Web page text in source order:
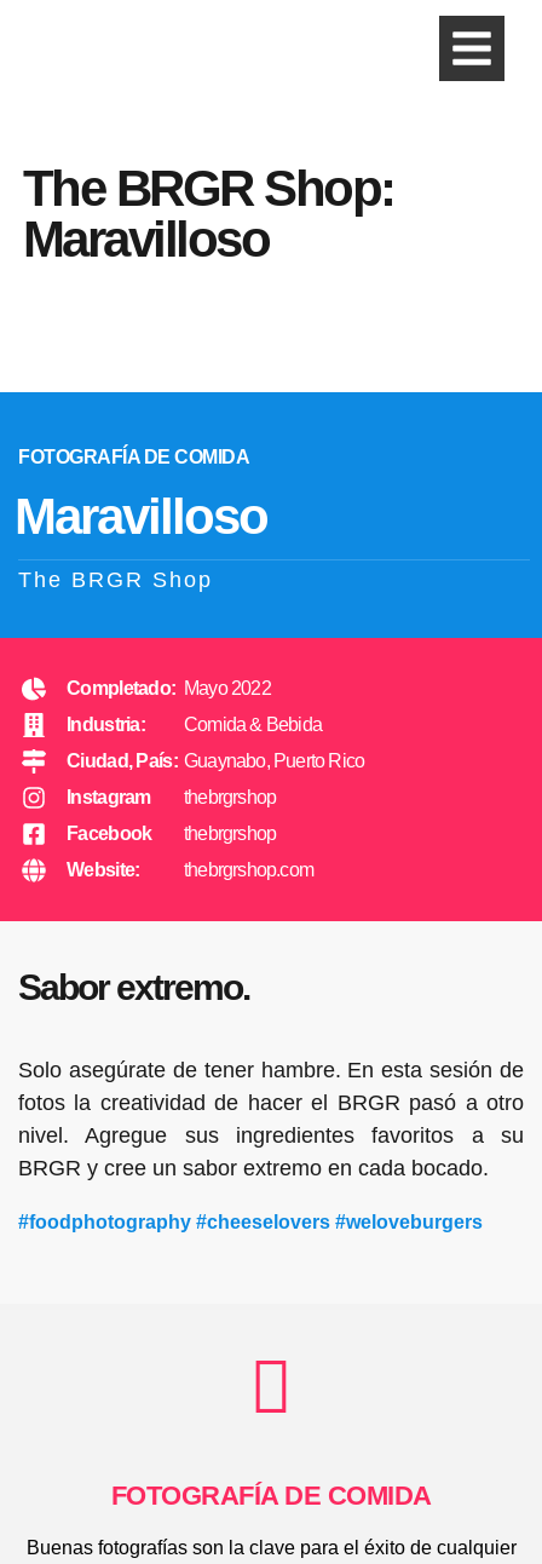
The BRGR Shop:
Maravilloso
FOTOGRAFÍA DE COMIDA
Maravilloso
The BRGR Shop
Completado:
Industria:
Ciudad, País:
Instagram
Facebook
Website:
Mayo 2022
Comida & Bebida
Guaynabo, Puerto Rico
thebrgrshop
thebrgrshop
thebrgrshop.com
Sabor extremo.
Solo asegúrate de tener hambre. En esta sesión de
fotos la creatividad de hacer el BRGR pasó a otro
nivel. Agregue sus ingredientes favoritos a su
BRGR y cree un sabor extremo en cada bocado.
#foodphotography #cheeselovers #weloveburgers
FOTOGRAFÍA DE COMIDA
Buenas fotografías son la clave para el éxito de cualquier